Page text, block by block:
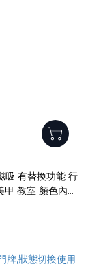
吸 有替換功能 行
教室 顏色內容